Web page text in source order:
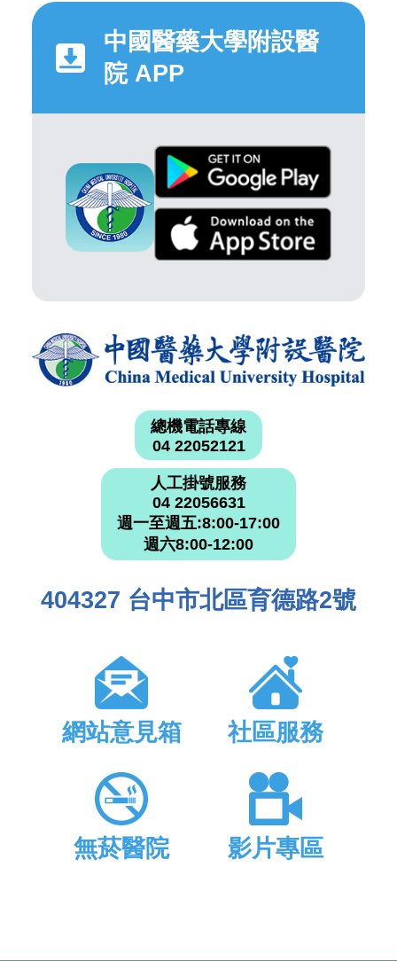
中國醫藥大學附設醫
院 APP
總機電話專線
04 22052121
人工掛號服務
04 22056631
週一至週五:8:00-17:00
週六8:00-12:00
404327 台中市北區育德路2號
網站意見箱 社區服務
無菸醫院 影片專區